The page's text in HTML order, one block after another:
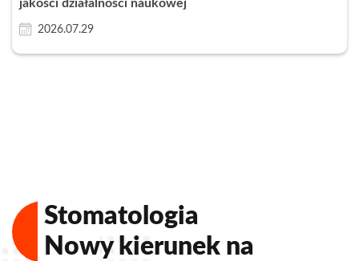
jakości działalności naukowej
2026.07.29
Stomatologia
Nowy kierunek na